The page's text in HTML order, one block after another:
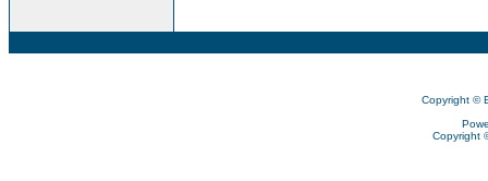
Copyright ©
Copyright